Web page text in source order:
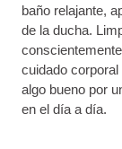
baño relajante,
de la ducha.
cuidado
algo bueno por
en el día a día.